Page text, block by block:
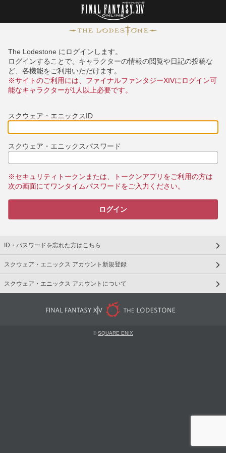
The Lodestone にログインします。
ログインすることで、キャラクターの情報の閲覧や日記の投稿な
ど、各機能をご利用いただけます。
※サイトのご利用には、ファイナルファンタジーXIVにログイン可
能なキャラクターが1人以上必要です。
スクウェア・エニックスID
スクウェア・エニックスパスワード
※セキュリティトークンまたは、トークンアプリをご利用の方は
次の画面にてワンタイムパスワードをご入力ください。
ログイン
ID・パスワードを忘れた方はこちら
スクウェア・エニックス アカウント新規登録
スクウェア・エニックス アカウントについて
©SQUARE ENIX